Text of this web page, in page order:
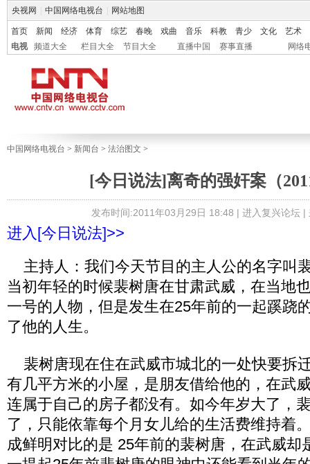
央视网 中国网络电视台 网站地图
首页 新闻 经济 体育 综艺 春晚 戏曲 音乐 科教 青少 文化
艺术
电视
频道大全 栏目大全 节目大全 直播中国 赛事直播 网络
中国网络电视台 > 新闻台 > 法治图文 >
[今日说法]离奇的强奸案（
发布时间:2011年03月29日 18:48 | 进入复兴论坛|
进入[今日说法]>>
主持人：我们今天节目的主人公的名字叫
当初年轻的时候裴树唐在甘肃武威，在当地
一号的人物，但是发生在25年前的一起蹊跷
了他的人生。
裴树唐现在住在武威市城北的一处快要拆
有几平方米的小屋，是朋友借给他的，在武
连属于自己的房子都没有。如今年岁大了，
了，只能依靠每个月女儿给的生活费维持着
成鲜明对比的是 25年前的裴树唐，在武威却